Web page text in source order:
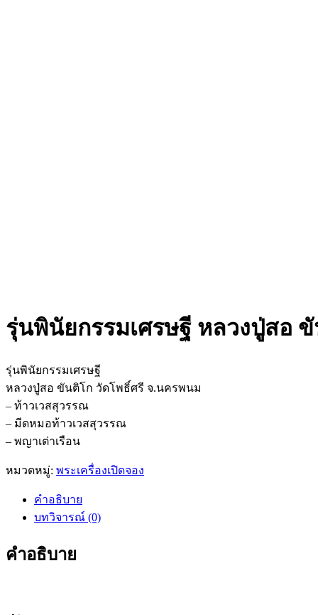
รุ่นพินัยกรรมเศรษฐี หลวงปู่สอ
รุ่นพินัยกรรมเศรษฐี
หลวงปู่สอ ขันติโก วัดโพธิ์ศรี จ.นครพนม
– ท้าวเวสสุวรรณ
– มีดหมอท้าวเวสสุวรรณ
– พญาเต่าเรือน
หมวดหมู่: พระเครื่องเปิดจอง
คำอธิบาย
บทวิจารณ์ (0)
คำอธิบาย